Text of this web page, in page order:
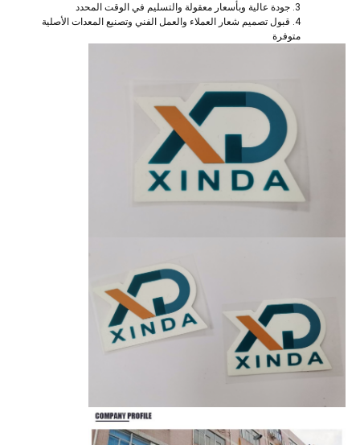
3. جودة عالية وبأسعار معقولة والتسليم في الوقت المحدد
4. قبول تصميم شعار العملاء والعمل الفني وتصنيع المعدات الأصلية
متوفرة